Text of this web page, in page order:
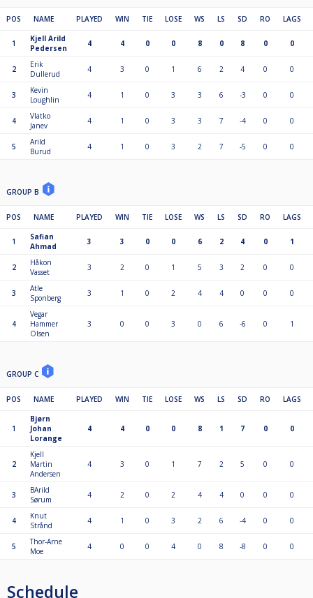
POS NAME PLAYED WIN TIE LOSE WS LS SD RO LAGS
1
Kjell Arild
Pedersen
4 4 0 0 8 0 8 0 0
2
Erik
Dullerud
4 3 0 1 6 2 4 0 0
3
Kevin
Loughlin
4 1 0 3 3 6 -3 0 0
4
Vlatko
Janev
4 1 0 3 3 7 -4 0 0
5
Arild
Burud
4 1 0 3 2 7 -5 0 0
GROUP B
POS NAME PLAYED WIN TIE LOSE WS LS SD RO LAGS
1
Safian
Ahmad
3 3 0 0 6 2 4 0 1
2
Håkon
Vasset
3 2 0 1 5 3 2 0 0
3
Atle
Sponberg
3 1 0 2 4 4 0 0 0
4
Vegar
Hammer
Olsen
3 0 0 3 0 6 -6 0 1
GROUP C
POS NAME PLAYED WIN TIE LOSE WS LS SD RO LAGS
1
Bjørn
Johan
Lorange
4 4 0 0 8 1 7 0 0
2
Kjell
Martin
Andersen
4 3 0 1 7 2 5 0 0
3
BArild
Sørum
4 2 0 2 4 4 0 0 0
4
Knut
Strånd
4 1 0 3 2 6 -4 0 0
5
Thor-Arne
Moe
4 0 0 4 0 8 -8 0 0
Schedule